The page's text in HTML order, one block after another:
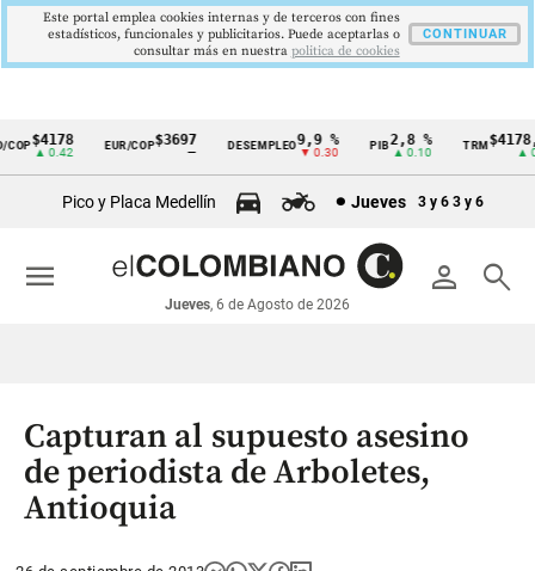
Cintillo
económicos
Colombia
$4178
▲ 0.42
EUR/COP$3697 DESEMPLEO9,9 %
▼ 0.30
PIB2,8 %
▲ 0.10
TRM
▲
Pico y Placa Medellín Jueves 3 y 6 3 y 6
person search
Jueves, 6 de Agosto de 2026
menu
Capturan al supuesto asesino
de periodista de Arboletes,
Antioquia
Este portal emplea cookies internas y de terceros con fines
estadísticos, funcionales y publicitarios. Puede aceptarlas o
consultar más en nuestra politica de cookies
CONTINUAR